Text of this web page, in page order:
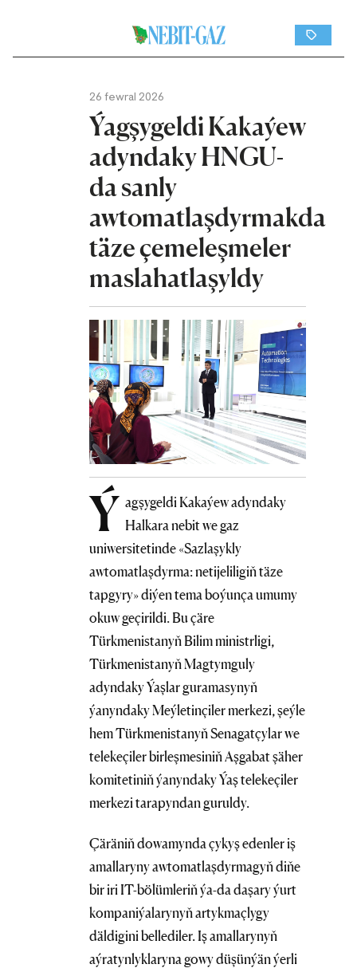
26 fewral 2026
Ýagşygeldi Kakaýew
adyndaky HNGU-
da sanly
awtomatlaşdyrmakda
täze çemeleşmeler
maslahatlaşyldy
Ý agşygeldi Kakaýew adyndaky
Halkara nebit we gaz
uniwersitetinde «Sazlaşykly
awtomatlaşdyrma: netijeliligiň täze
tapgyry» diýen tema boýunça umumy
okuw geçirildi. Bu çäre
Türkmenistanyň Bilim ministrligi,
Türkmenistanyň Magtymguly
adyndaky Ýaşlar guramasynyň
ýanyndaky Meýletinçiler merkezi, şeýle
hem Türkmenistanyň Senagatçylar we
telekeçiler birleşmesiniň Aşgabat şäher
komitetiniň ýanyndaky Ýaş telekeçiler
merkezi tarapyndan guruldy.
Çäräniň dowamynda çykyş edenler iş
amallaryny awtomatlaşdyrmagyň diňe
bir iri IT-bölümleriň ýa-da daşary ýurt
kompaniýalarynyň artykmaçlygy
däldigini bellediler. Iş amallarynyň
aýratynlyklaryna gowy düşünýän ýerli